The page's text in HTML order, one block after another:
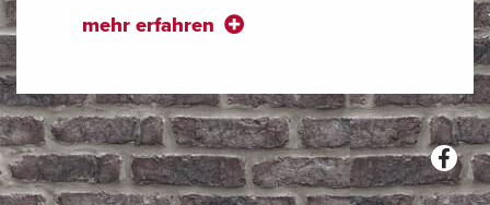
mehr erfahren